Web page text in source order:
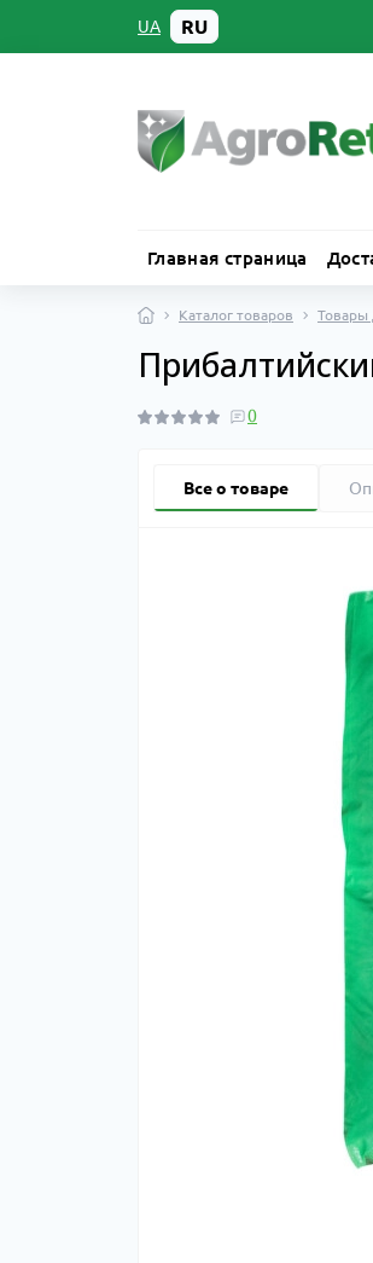
UA RU
Главная страница
Каталог товаров Товары
0
Все о товаре